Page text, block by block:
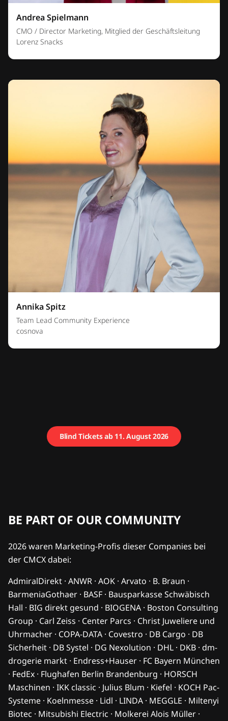
Andrea Spielmann
CMO / Director Marketing, Mitglied der Geschäftsleitung
Lorenz Snacks
Annika Spitz
Team Lead Community Experience
cosnova
Blind Tickets ab 11. August 2026
BE PART OF OUR COMMUNITY
2026 waren Marketing-Profis dieser Companies bei
der CMCX dabei:
AdmiralDirekt · ANWR · AOK · Arvato · B. Braun ·
BarmeniaGothaer · BASF · Bausparkasse Schwäbisch
Hall · BIG direkt gesund · BIOGENA · Boston Consulting
Group · Carl Zeiss · Center Parcs · Christ Juweliere und
Uhrmacher · COPA-DATA · Covestro · DB Cargo · DB
Sicherheit · DB Systel · DG Nexolution · DHL · DKB · dm-
drogerie markt · Endress+Hauser · FC Bayern München
· FedEx · Flughafen Berlin Brandenburg · HORSCH
Maschinen · IKK classic · Julius Blum · Kiefel · KOCH Pac-
Systeme · Koelnmesse · Lidl · LINDA · MEGGLE · Miltenyi
Biotec · Mitsubishi Electric · Molkerei Alois Müller ·